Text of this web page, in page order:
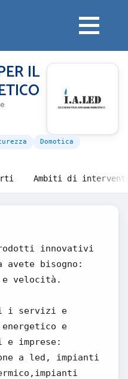
IL
Domotica
Ambiti di
innovativi
bisogno:
velocità.
i servizi e
e
imprese:
a led, impianti